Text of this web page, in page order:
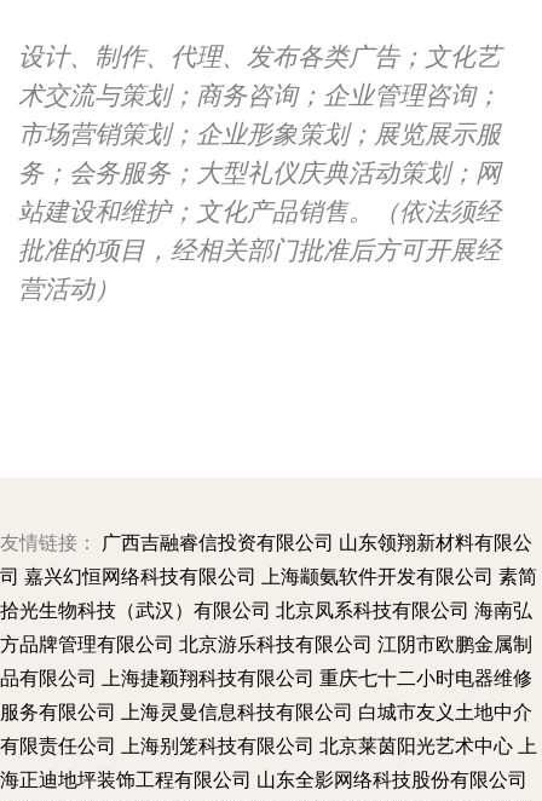
设计、制作、代理、发布各类广告；文化艺
术交流与策划；商务咨询；企业管理咨询；
市场营销策划；企业形象策划；展览展示服
务；会务服务；大型礼仪庆典活动策划；网
站建设和维护；文化产品销售。（依法须经
批准的项目，经相关部门批准后方可开展经
营活动）
友情链接： 广西吉融睿信投资有限公司 山东领翔新材料有限公
司 嘉兴幻恒网络科技有限公司 上海颛氨软件开发有限公司 素简
拾光生物科技（武汉）有限公司 北京凤系科技有限公司 海南弘
方品牌管理有限公司 北京游乐科技有限公司 江阴市欧鹏金属制
品有限公司 上海捷颖翔科技有限公司 重庆七十二小时电器维修
服务有限公司 上海灵曼信息科技有限公司 白城市友义土地中介
有限责任公司 上海别笼科技有限公司 北京莱茵阳光艺术中心 上
海正迪地坪装饰工程有限公司 山东全影网络科技股份有限公司